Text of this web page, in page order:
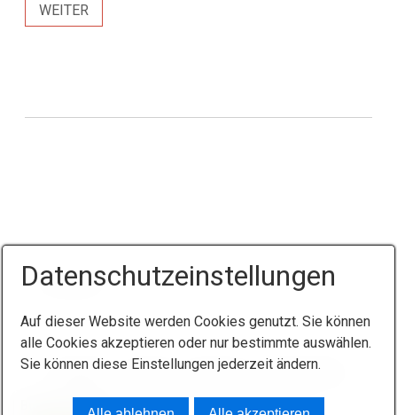
Buchen Sie jetzt
WEITER
Startseite Kontakt Impressum Datenschutz
© 2026 Pension "Zum weißen Lamm"
Datenschutzeinstellungen
Auf dieser Website werden Cookies genutzt. Sie können
alle Cookies akzeptieren oder nur bestimmte auswählen.
Sie können diese Einstellungen jederzeit ändern.